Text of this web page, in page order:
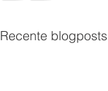
Recente blogposts